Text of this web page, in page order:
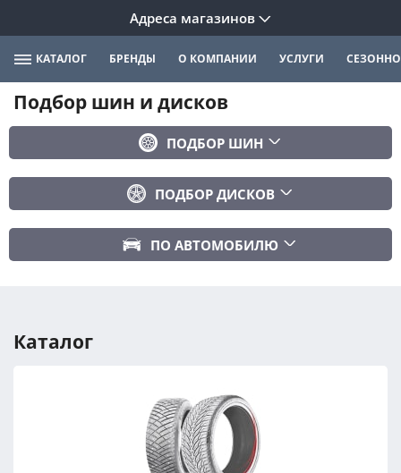
Адреса магазинов
КАТАЛОГ БРЕНДЫ О КОМПАНИИ УСЛУГИ
Подбор шин и дисков
ПОДБОР ШИН
Сбросить
ПОДБОР ДИСКОВ
ПОДОБРАТЬ
Сбросить
ПО АВТОМОБИЛЮ
Год авто
ПОДОБРАТЬ
Сбросить
Каталог